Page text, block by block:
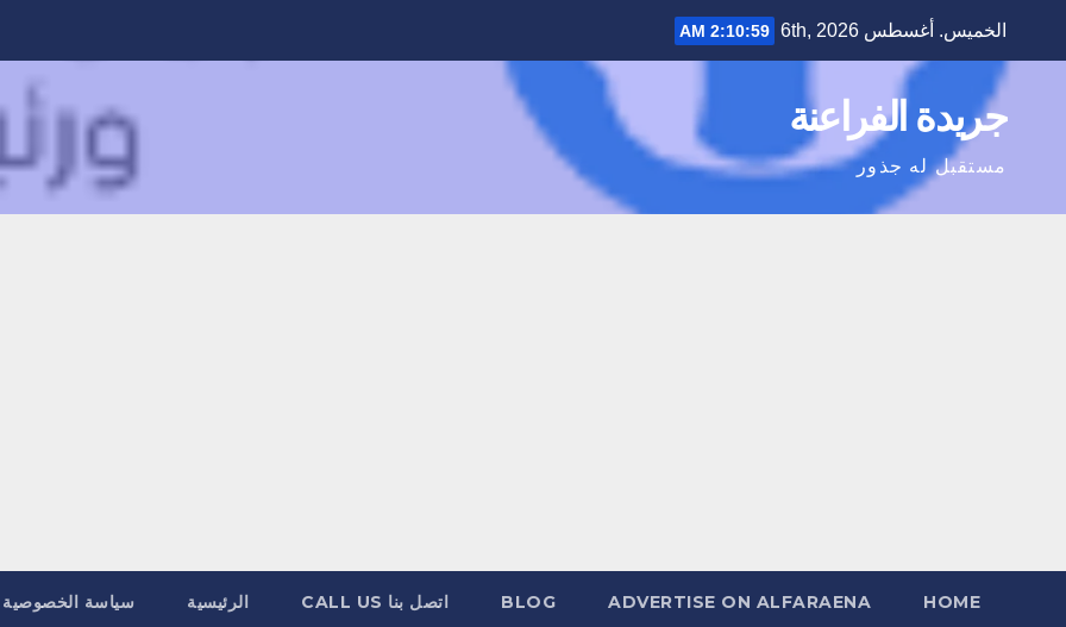
الخميس. أغسطس 6th, 2026 2:11:00 AM
جريدة الفراعنة
مستقبل له جذور
HOME
ADVERTISE ON ALFARAENA
BLOG اتصل بنا CALL US الرئيسية سياسة الخصوصية